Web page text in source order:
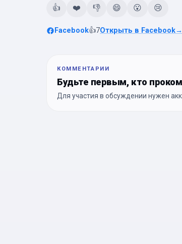
👍 ❤️ 👎 😄 😮 😢
Facebook👍7Открыть в Facebook→
КОММЕНТАРИИ
Будьте первым, кто
Для участия в обсуждении нужен